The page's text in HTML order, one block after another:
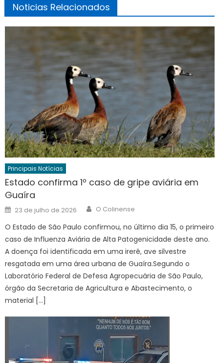
Noticias Relacionados
Principais Notícias
Estado confirma 1º caso de gripe aviária em
Guaíra
Posted
on
23 de julho de 2026 Author
O Colinense
O Estado de São Paulo confirmou, no último dia 15, o primeiro
caso de Influenza Aviária de Alta Patogenicidade deste ano.
A doença foi identificada em uma irerê, ave silvestre
resgatada em uma área urbana de Guaíra.Segundo o
Laboratório Federal de Defesa Agropecuária de São Paulo,
órgão da Secretaria de Agricultura e Abastecimento, o
material […]